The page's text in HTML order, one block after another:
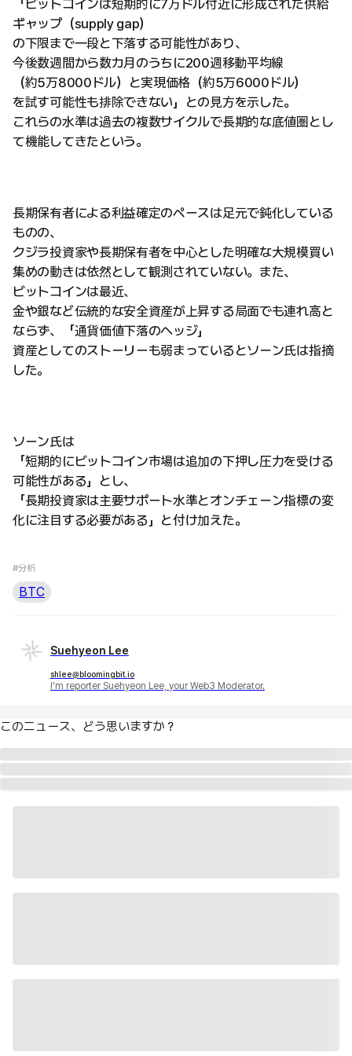
「ビットコインは短期的に7万ドル付近に形成された供給
ギャップ（supply gap）
の下限まで一段と下落する可能性があり、
今後数週間から数カ月のうちに200週移動平均線
（約5万8000ドル）と実現価格（約5万6000ドル）
を試す可能性も排除できない」との見方を示した。
これらの水準は過去の複数サイクルで長期的な底値圏とし
て機能してきたという。
長期保有者による利益確定のペースは足元で鈍化している
ものの、
クジラ投資家や長期保有者を中心とした明確な大規模買い
集めの動きは依然として観測されていない。また、
ビットコインは最近、
金や銀など伝統的な安全資産が上昇する局面でも連れ高と
ならず、「通貨価値下落のヘッジ」
資産としてのストーリーも弱まっているとソーン氏は指摘
した。
ソーン氏は
「短期的にビットコイン市場は追加の下押し圧力を受ける
可能性がある」とし、
「長期投資家は主要サポート水準とオンチェーン指標の変
化に注目する必要がある」と付け加えた。
#分析
BTC
Suehyeon Lee
shlee@bloomingbit.io
I'm reporter Suehyeon Lee, your Web3 Moderator.
このニュース、どう思いますか？